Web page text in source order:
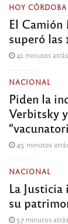
HOY CÓRDOBA
El
superó
41 minutos atrás
NACIONAL
Piden la
Verbitsky
45 minutos
NACIONAL
La
su
57 minutos atrás